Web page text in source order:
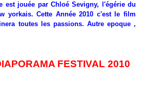
jouée par Chloé Sevigny, l'égérie du
yorkais. Cette Année 2010 c'est le film
toutes les passions. Autre epoque ,
FESTIVAL 2010